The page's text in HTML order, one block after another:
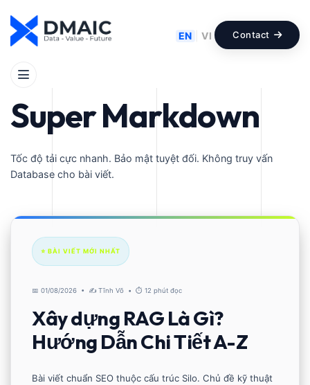
EN VI Contact
WORDPRESS FLAT-FILE CMS
Super Markdown
Tốc độ tải cực nhanh. Bảo mật tuyệt đối. Không truy vấn
Database cho bài viết.
⭐️ BÀI VIẾT MỚI NHẤT
📅 01/08/2026 • ✍️ Tĩnh Võ • ⏱️ 12 phút đọc
Xây dựng RAG Là Gì?
Hướng Dẫn Chi Tiết A-Z
Bài viết chuẩn SEO thuộc cấu trúc Silo. Chủ đề kỹ thuật